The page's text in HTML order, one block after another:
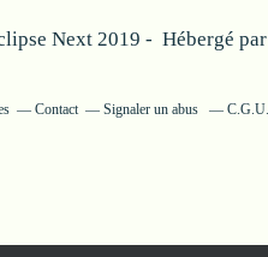
Next 2019 - Hébergé par
Contact Signaler un abus C.G.U.